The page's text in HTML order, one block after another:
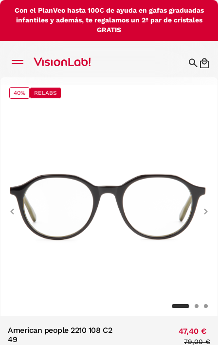
Con el PlanVeo hasta 100€ de ayuda en gafas graduadas
infantiles y además, te regalamos un 2º par de cristales
GRATIS
40% RELABS
Previous
American people 2210 108 C2
49
47,40 €
Price
79,00 €